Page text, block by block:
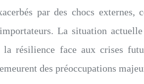
par des chocs
La situation
résilience face aux crises
des préoccupations